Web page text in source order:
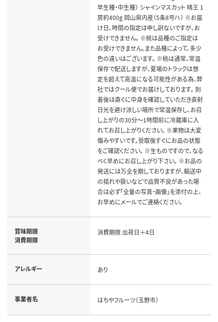
早生種・中生種） シャインマスカット 晴王 1
房約400g 岡山県内産（5条8号ハ） ※お届
け日、時間の指定は申し訳ないですが、お
受けできません。 ※桃は品種のご指定は
お受けできません。また品種によって、多少
色の違いはございます。 ※桃は通常、常温
保存で配送しますが、夏場のトラックは想
定を超えて高温になる可能性がある為、弊
社ではクール便でお届けしております。 到
着後は直ぐに中身を確認していただき直射
日光を避け涼しい場所で常温保存し、お召
し上がりの30分～1時間前に冷蔵庫に入
れてお召し上がりください。 ※果物は大変
傷みやすいです。受取後すぐにお品の状態
をご確認ください。 ※生ものですので、なる
べく早めにお召し上がり下さい。 ※お品の
発送には万全を期しておりますが、輸送中
の揺れや扱いなどで品質不良があった場
合は必ず「全量の写真・画像」を添付の上、
お早めにメールでご連絡ください。
賞味期限
消費期限
消費期限 出荷日＋4日
アレルギー あり
事業者名 はちやフルーツ（玉野市）